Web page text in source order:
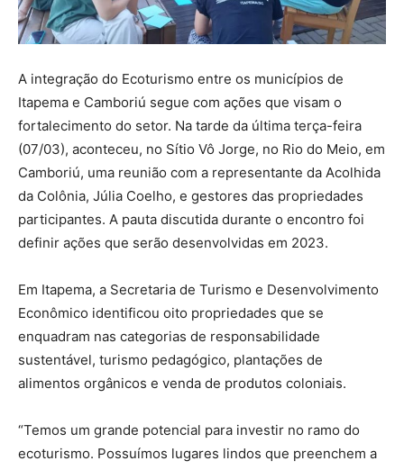
A integração do Ecoturismo entre os municípios de
Itapema e Camboriú segue com ações que visam o
fortalecimento do setor. Na tarde da última terça-feira
(07/03), aconteceu, no Sítio Vô Jorge, no Rio do Meio, em
Camboriú, uma reunião com a representante da Acolhida
da Colônia, Júlia Coelho, e gestores das propriedades
participantes. A pauta discutida durante o encontro foi
definir ações que serão desenvolvidas em 2023.
Em Itapema, a Secretaria de Turismo e Desenvolvimento
Econômico identificou oito propriedades que se
enquadram nas categorias de responsabilidade
sustentável, turismo pedagógico, plantações de
alimentos orgânicos e venda de produtos coloniais.
“Temos um grande potencial para investir no ramo do
ecoturismo. Possuímos lugares lindos que preenchem a